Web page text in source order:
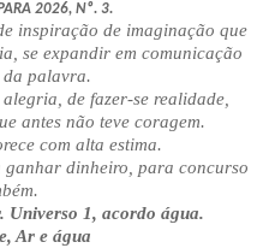
2026, Nº. 3.
inspiração de imaginação que
se expandir em comunicação
da palavra.
de fazer-se realidade,
antes não teve coragem.
com alta estima.
dinheiro, para concurso
Universo 1, acordo água.
Ar e água